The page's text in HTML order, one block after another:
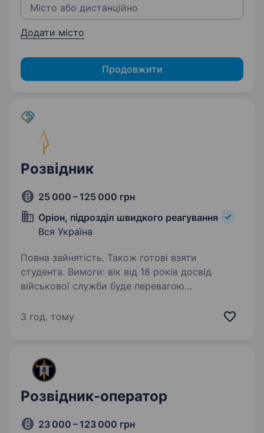
Додати місто
Продовжити
Розвідник
25 000 – 125 000 грн
Оріон, підрозділ швидкого реагування
Вся Україна
Повна зайнятість. Також готові взяти
студента. Вимоги: вік від 18 років досвід
військової служби буде перевагою
фізична форма високий рівень мотивації
3 год. тому
Розвідник-оператор
23 000 – 123 000 грн